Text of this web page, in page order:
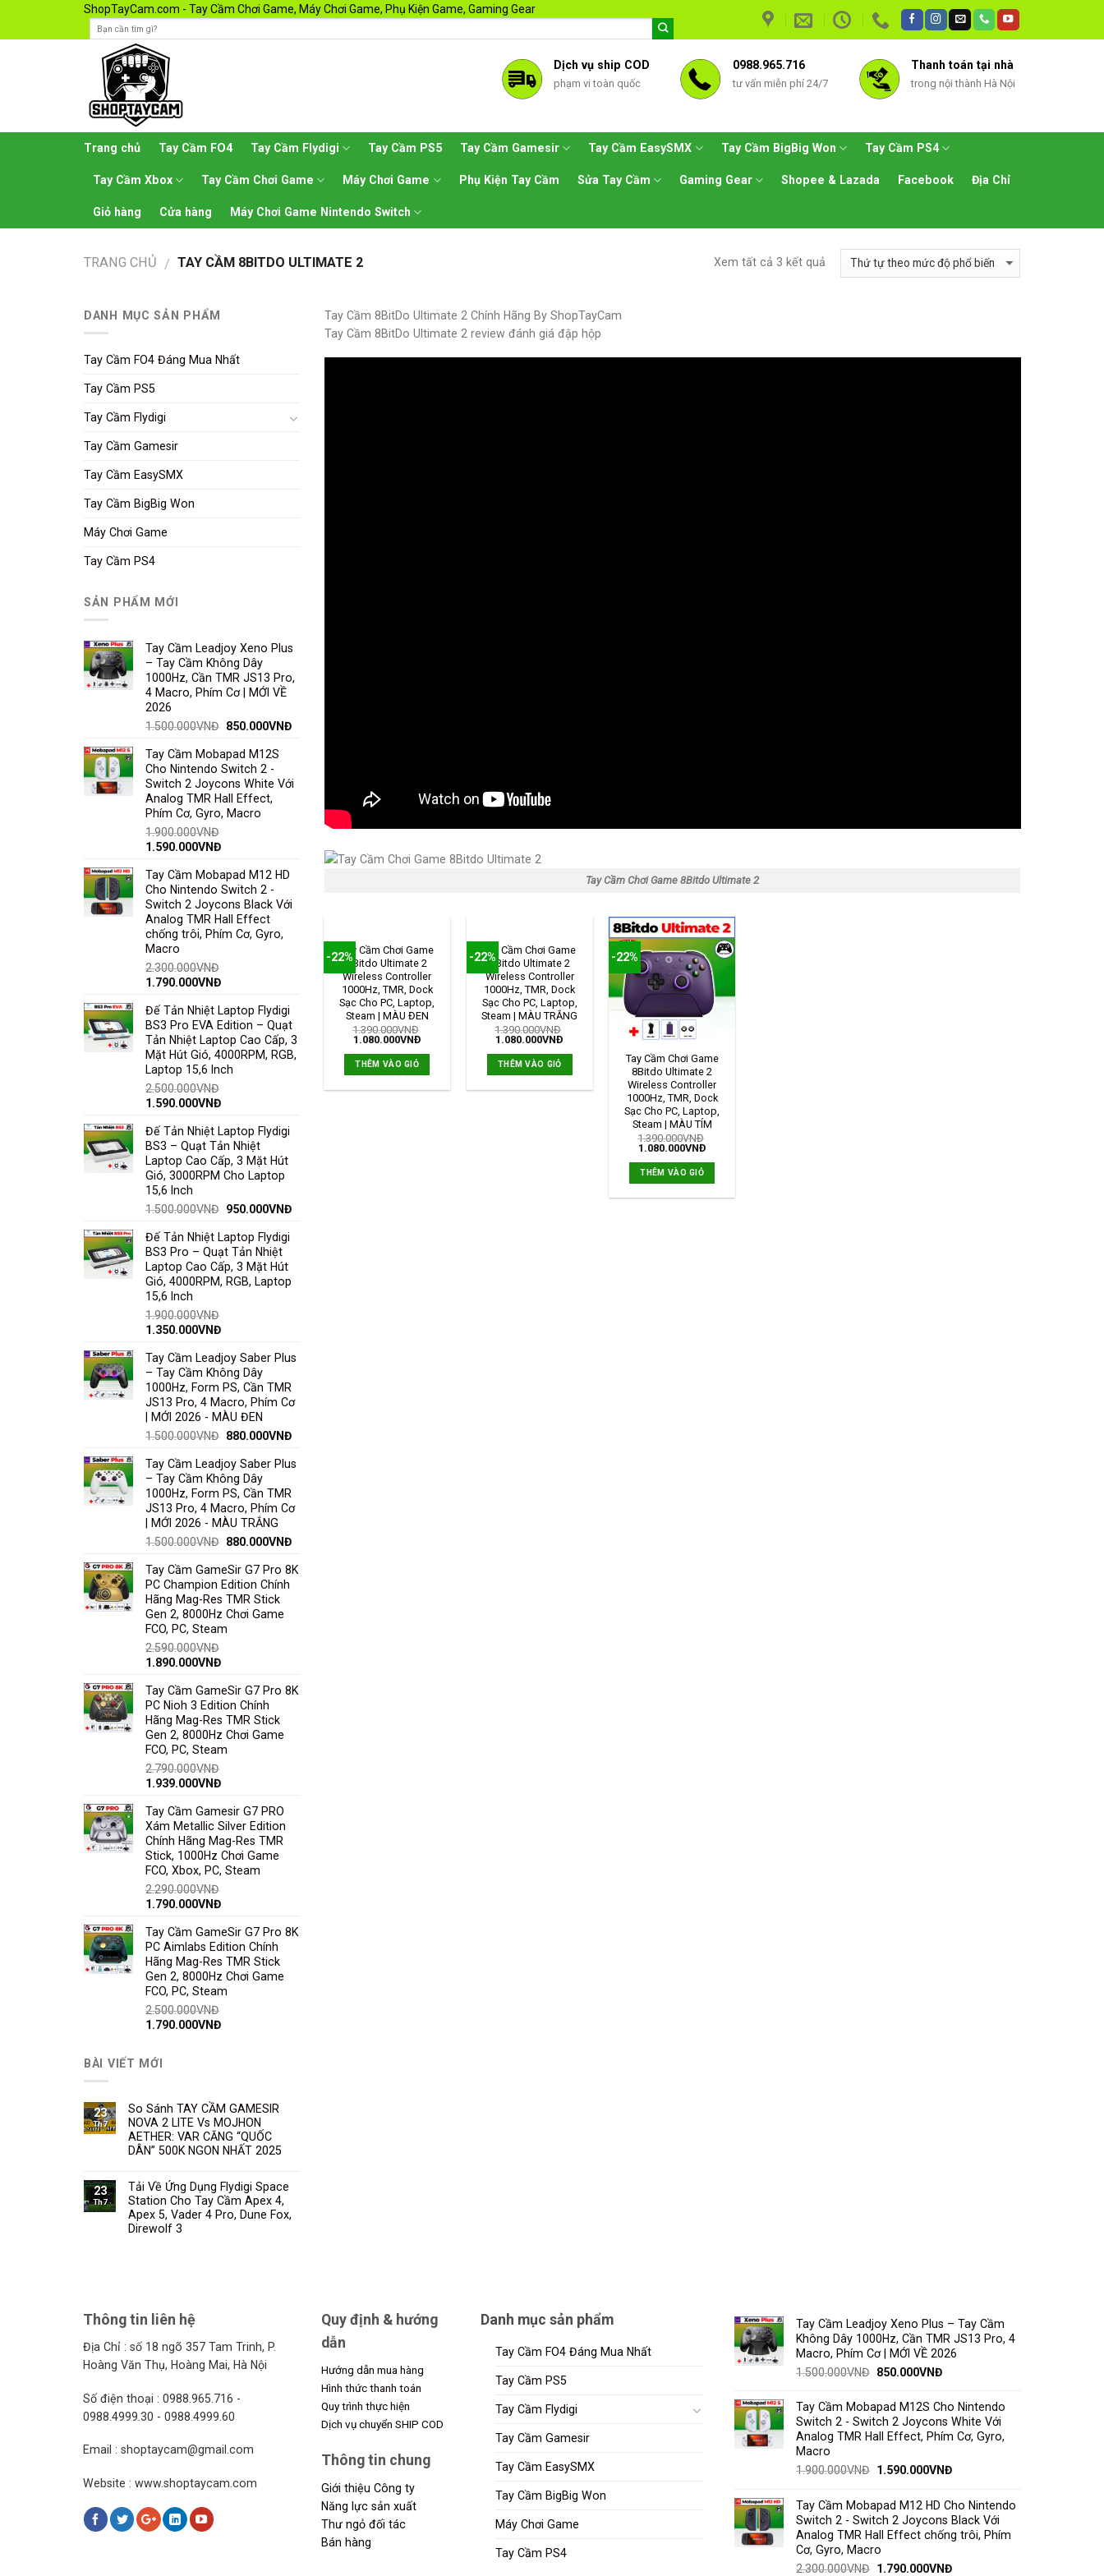
ShopTayCam.com - Tay Cầm Chơi Game, Máy Chơi Game, Phụ Kiện Game, Gaming Gear
Dịch vụ ship COD
phạm vi toàn quốc
0988.965.716
tư vấn miễn phí 24/7
Thanh toán tại nhà
trong nội thành Hà Nội
Trang chủ Tay Cầm FO4 Tay Cầm Flydigi Tay Cầm PS5 Tay Cầm Gamesir Tay Cầm EasySMX Tay Cầm BigBig Won Tay Cầm PS4
Tay Cầm Xbox Tay Cầm Chơi Game Máy Chơi Game Phụ Kiện Tay Cầm Sửa Tay Cầm Gaming Gear Shopee & Lazada Facebook Địa Chỉ
Giỏ hàng Cửa hàng Máy Chơi Game Nintendo Switch
TRANG CHỦ / TAY CẦM 8BITDO ULTIMATE 2 Xem tất cả 3 kết quả
DANH MỤC SẢN PHẨM
Tay Cầm FO4 Đáng Mua Nhất
Tay Cầm PS5
Tay Cầm Flydigi
Tay Cầm Gamesir
Tay Cầm EasySMX
Tay Cầm BigBig Won
Máy Chơi Game
Tay Cầm PS4
SẢN PHẨM MỚI
Tay Cầm Leadjoy Xeno Plus
– Tay Cầm Không Dây
1000Hz, Cần TMR JS13 Pro,
4 Macro, Phím Cơ | MỚI VỀ
2026
1.500.000VNĐ 850.000VNĐ
Tay Cầm Mobapad M12S
Cho Nintendo Switch 2 -
Switch 2 Joycons White Với
Analog TMR Hall Effect,
Phím Cơ, Gyro, Macro
1.900.000VNĐ
1.590.000VNĐ
Tay Cầm Mobapad M12 HD
Cho Nintendo Switch 2 -
Switch 2 Joycons Black Với
Analog TMR Hall Effect
chống trôi, Phím Cơ, Gyro,
Macro
2.300.000VNĐ
1.790.000VNĐ
Đế Tản Nhiệt Laptop Flydigi
BS3 Pro EVA Edition – Quạt
Tản Nhiệt Laptop Cao Cấp, 3
Mặt Hút Gió, 4000RPM, RGB,
Laptop 15,6 Inch
2.500.000VNĐ
1.590.000VNĐ
Đế Tản Nhiệt Laptop Flydigi
BS3 – Quạt Tản Nhiệt
Laptop Cao Cấp, 3 Mặt Hút
Gió, 3000RPM Cho Laptop
15,6 Inch
1.500.000VNĐ 950.000VNĐ
Đế Tản Nhiệt Laptop Flydigi
BS3 Pro – Quạt Tản Nhiệt
Laptop Cao Cấp, 3 Mặt Hút
Gió, 4000RPM, RGB, Laptop
15,6 Inch
1.900.000VNĐ
1.350.000VNĐ
Tay Cầm Leadjoy Saber Plus
– Tay Cầm Không Dây
1000Hz, Form PS, Cần TMR
JS13 Pro, 4 Macro, Phím Cơ
| MỚI 2026 - MÀU ĐEN
1.500.000VNĐ 880.000VNĐ
Tay Cầm Leadjoy Saber Plus
– Tay Cầm Không Dây
1000Hz, Form PS, Cần TMR
JS13 Pro, 4 Macro, Phím Cơ
| MỚI 2026 - MÀU TRẮNG
1.500.000VNĐ 880.000VNĐ
Tay Cầm GameSir G7 Pro 8K
PC Champion Edition Chính
Hãng Mag-Res TMR Stick
Gen 2, 8000Hz Chơi Game
FCO, PC, Steam
2.590.000VNĐ
1.890.000VNĐ
Tay Cầm GameSir G7 Pro 8K
PC Nioh 3 Edition Chính
Hãng Mag-Res TMR Stick
Gen 2, 8000Hz Chơi Game
FCO, PC, Steam
2.790.000VNĐ
1.939.000VNĐ
Tay Cầm Gamesir G7 PRO
Xám Metallic Silver Edition
Chính Hãng Mag-Res TMR
Stick, 1000Hz Chơi Game
FCO, Xbox, PC, Steam
2.290.000VNĐ
1.790.000VNĐ
Tay Cầm GameSir G7 Pro 8K
PC Aimlabs Edition Chính
Hãng Mag-Res TMR Stick
Gen 2, 8000Hz Chơi Game
FCO, PC, Steam
2.500.000VNĐ
1.790.000VNĐ
BÀI VIẾT MỚI
23
Th7
So Sánh TAY CẦM GAMESIR
NOVA 2 LITE Vs MOJHON
AETHER: VAR CĂNG “QUỐC
DÂN” 500K NGON NHẤT 2025
23
Th7
Tải Về Ứng Dụng Flydigi Space
Station Cho Tay Cầm Apex 4,
Apex 5, Vader 4 Pro, Dune Fox,
Direwolf 3
Tay Cầm 8BitDo Ultimate 2 Chính Hãng By ShopTayCam
Tay Cầm 8BitDo Ultimate 2 review đánh giá đập hộp
Tay Cầm Chơi Game 8Bitdo Ultimate 2
-22%Tay Cầm Chơi Game
8Bitdo Ultimate 2
Wireless Controller
1000Hz, TMR, Dock
Sạc Cho PC, Laptop,
Steam | MÀU ĐEN
1.390.000VNĐ
1.080.000VNĐ
THÊM VÀO GIỎ
-22%Tay Cầm Chơi Game
8Bitdo Ultimate 2
Wireless Controller
1000Hz, TMR, Dock
Sạc Cho PC, Laptop,
Steam | MÀU TRẮNG
1.390.000VNĐ
1.080.000VNĐ
THÊM VÀO GIỎ
-22%
Tay Cầm Chơi Game
8Bitdo Ultimate 2
Wireless Controller
1000Hz, TMR, Dock
Sạc Cho PC, Laptop,
Steam | MÀU TÍM
1.390.000VNĐ
1.080.000VNĐ
THÊM VÀO GIỎ
Thông tin liên hệ
Địa Chỉ : số 18 ngõ 357 Tam Trinh, P.
Hoàng Văn Thụ, Hoàng Mai, Hà Nội
Số điện thoại : 0988.965.716 -
0988.4999.30 - 0988.4999.60
Email : shoptaycam@gmail.com
Website : www.shoptaycam.com
Quy định & hướng
dẫn
Hướng dẫn mua hàng
Hình thức thanh toán
Quy trình thực hiện
Dịch vụ chuyển SHIP COD
Thông tin chung
Giới thiệu Công ty
Năng lực sản xuất
Thư ngỏ đối tác
Bán hàng
Danh mục sản phẩm
Tay Cầm FO4 Đáng Mua Nhất
Tay Cầm PS5
Tay Cầm Flydigi
Tay Cầm Gamesir
Tay Cầm EasySMX
Tay Cầm BigBig Won
Máy Chơi Game
Tay Cầm PS4
Tay Cầm Leadjoy Xeno Plus – Tay Cầm
Không Dây 1000Hz, Cần TMR JS13 Pro, 4
Macro, Phím Cơ | MỚI VỀ 2026
1.500.000VNĐ 850.000VNĐ
Tay Cầm Mobapad M12S Cho Nintendo
Switch 2 - Switch 2 Joycons White Với
Analog TMR Hall Effect, Phím Cơ, Gyro,
Macro
1.900.000VNĐ 1.590.000VNĐ
Tay Cầm Mobapad M12 HD Cho Nintendo
Switch 2 - Switch 2 Joycons Black Với
Analog TMR Hall Effect chống trôi, Phím
Cơ, Gyro, Macro
2.300.000VNĐ 1.790.000VNĐ